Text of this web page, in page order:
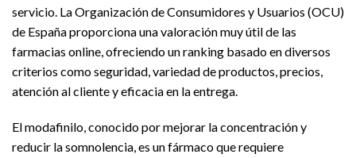
servicio. La Organización de Consumidores y Usuarios (OCU)
de España proporciona una valoración muy útil de las
farmacias online, ofreciendo un ranking basado en diversos
criterios como seguridad, variedad de productos, precios,
atención al cliente y eficacia en la entrega.
El modafinilo, conocido por mejorar la concentración y
reducir la somnolencia, es un fármaco que requiere